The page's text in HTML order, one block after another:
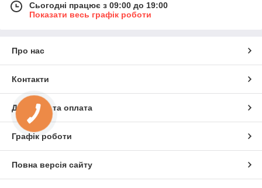
Сьогодні працює з 09:00 до 19:00
Показати весь графік роботи
Про нас
Контакти
Доставка та оплата
Графік роботи
Повна версія сайту